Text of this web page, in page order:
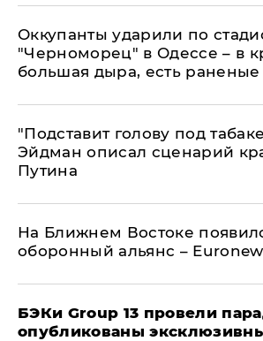
Оккупанты ударили по
"Черноморец" в Одессе – в
большая дыра, есть раненые
​"Подставит голову под
Эйдман описал сценарий
Путина
На Ближнем Востоке
оборонный альянс –
​БЭКи Group 13 провели
опубликованы